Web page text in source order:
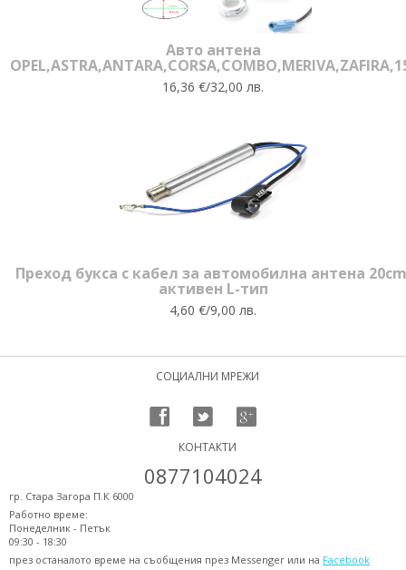
Авто антена
16,36 €/32,00 лв.
Преход букса с кабел за автомобилна антена
активен L-тип
4,60 €/9,00 лв.
СОЦИАЛНИ МРЕЖИ
КОНТАКТИ
0877104024
гр. Стара Загора П.К 6000
Работно време:
Понеделник - Петък
09:30 - 18:30
през останалото време на съобщения през Messenger или на Facebook